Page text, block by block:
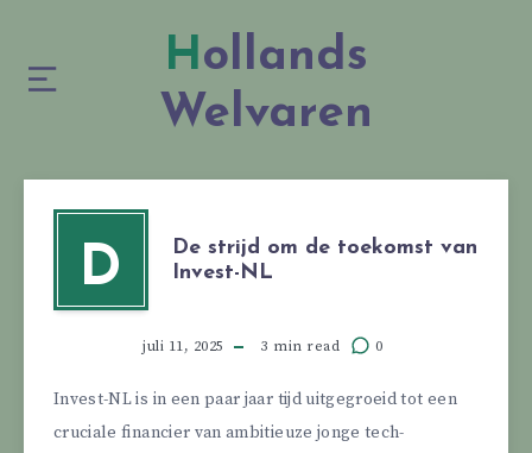
Hollands
Welvaren
D
De strijd om de toekomst van
Invest-NL
juli 11, 2025 3 min read 0
Invest-NL is in een paar jaar tijd uitgegroeid tot een
cruciale financier van ambitieuze jonge tech-